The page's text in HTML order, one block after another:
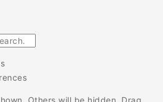
Others will be hidden. Drag